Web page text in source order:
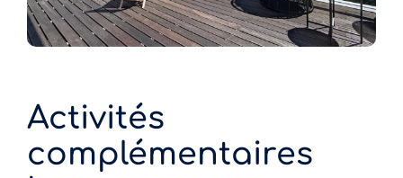
Activités
complémentaires